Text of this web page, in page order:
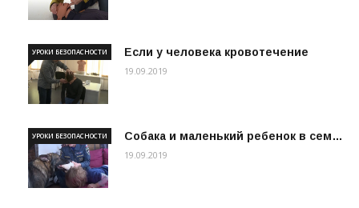
Если у человека кровотечение
УРОКИ БЕЗОПАСНОСТИ
19.09.2019
Собака и маленький ребенок в сем…
УРОКИ БЕЗОПАСНОСТИ
19.09.2019